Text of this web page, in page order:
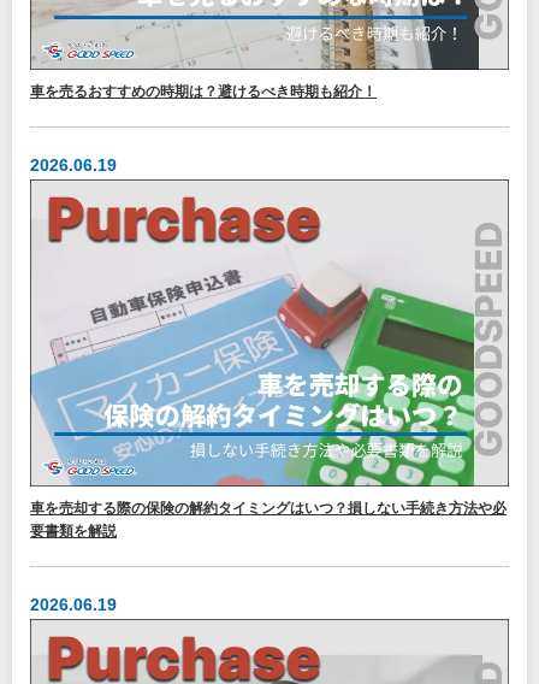
車を売るおすすめの時期は？避けるべき時期も紹介！
2026.06.19
車を売却する際の保険の解約タイミングはいつ？損しない手続き方法や必
要書類を解説
2026.06.19